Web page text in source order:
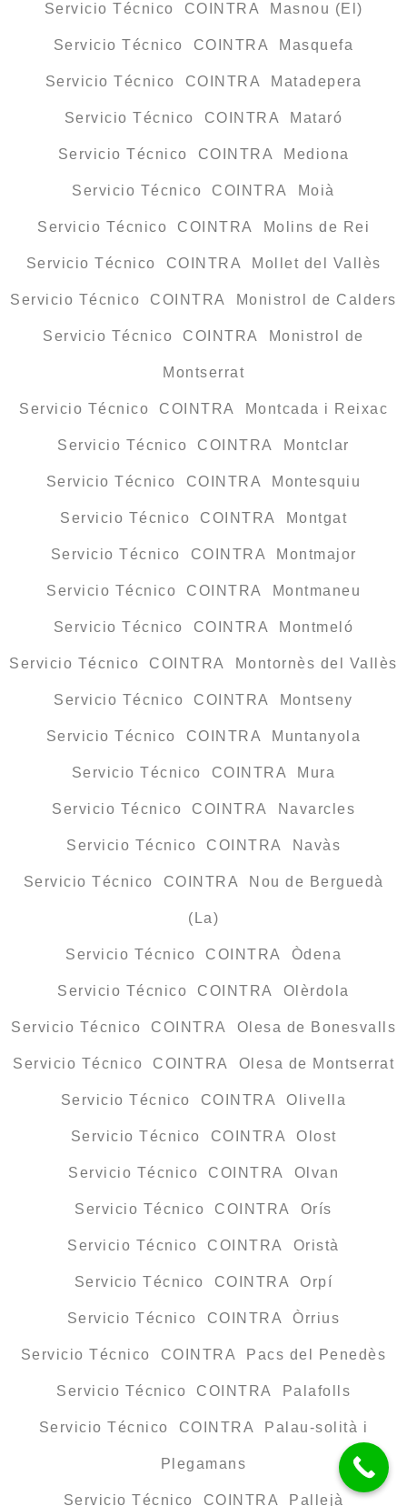
Servicio Técnico COINTRA Masnou (El)
Servicio Técnico COINTRA Masquefa
Servicio Técnico COINTRA Matadepera
Servicio Técnico COINTRA Mataró
Servicio Técnico COINTRA Mediona
Servicio Técnico COINTRA Moià
Servicio Técnico COINTRA Molins de Rei
Servicio Técnico COINTRA Mollet del Vallès
Servicio Técnico COINTRA Monistrol de Calders
Servicio Técnico COINTRA Monistrol de
Montserrat
Servicio Técnico COINTRA Montcada i Reixac
Servicio Técnico COINTRA Montclar
Servicio Técnico COINTRA Montesquiu
Servicio Técnico COINTRA Montgat
Servicio Técnico COINTRA Montmajor
Servicio Técnico COINTRA Montmaneu
Servicio Técnico COINTRA Montmeló
Servicio Técnico COINTRA Montornès del Vallès
Servicio Técnico COINTRA Montseny
Servicio Técnico COINTRA Muntanyola
Servicio Técnico COINTRA Mura
Servicio Técnico COINTRA Navarcles
Servicio Técnico COINTRA Navàs
Servicio Técnico COINTRA Nou de Berguedà
(La)
Servicio Técnico COINTRA Òdena
Servicio Técnico COINTRA Olèrdola
Servicio Técnico COINTRA Olesa de Bonesvalls
Servicio Técnico COINTRA Olesa de Montserrat
Servicio Técnico COINTRA Olivella
Servicio Técnico COINTRA Olost
Servicio Técnico COINTRA Olvan
Servicio Técnico COINTRA Orís
Servicio Técnico COINTRA Oristà
Servicio Técnico COINTRA Orpí
Servicio Técnico COINTRA Òrrius
Servicio Técnico COINTRA Pacs del Penedès
Servicio Técnico COINTRA Palafolls
Servicio Técnico COINTRA Palau-solità i
Plegamans
Servicio Técnico COINTRA Pallejà